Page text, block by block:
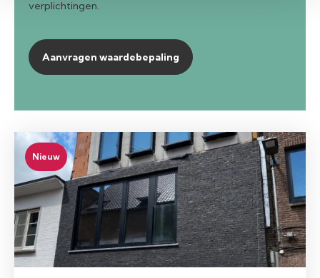
verplichtingen.
Aanvragen waardebepaling
Nieuw